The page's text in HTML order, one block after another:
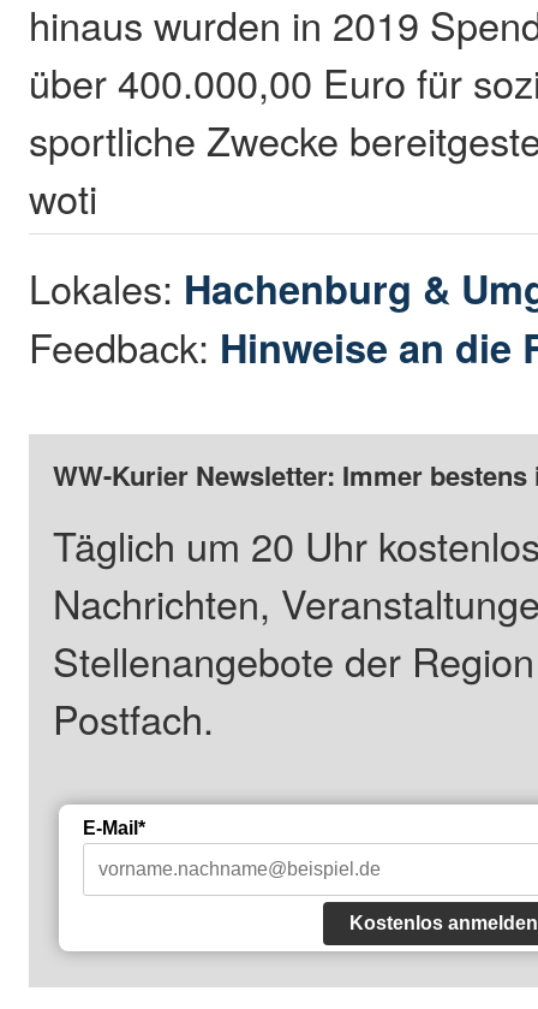
hinaus wurden in 2019
über 400.000,00 Euro für
sportliche Zwecke
woti
Lokales: Hachenburg &
Feedback: Hinweise an die
WW-Kurier Newsletter: Immer
Täglich um 20 Uhr
Nachrichten,
Stellenangebote der
Postfach.
E-Mail*
Kostenlos anmelden